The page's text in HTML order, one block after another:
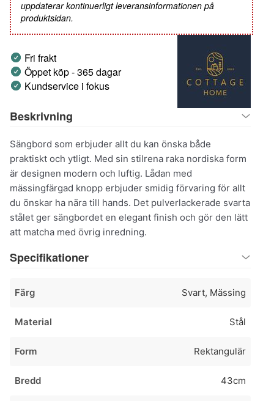
uppdaterar kontinuerligt leveransinformationen på
produktsidan.
Fri frakt
Öppet köp - 365 dagar
Kundservice i fokus
Beskrivning
Sängbord som erbjuder allt du kan önska både
praktiskt och ytligt. Med sin stilrena raka nordiska form
är designen modern och luftig. Lådan med
mässingfärgad knopp erbjuder smidig förvaring för allt
du önskar ha nära till hands. Det pulverlackerade svarta
stålet ger sängbordet en elegant finish och gör den lätt
att matcha med övrig inredning.
Specifikationer
Färg Svart, Mässing
Material Stål
Form Rektangulär
Bredd 43cm